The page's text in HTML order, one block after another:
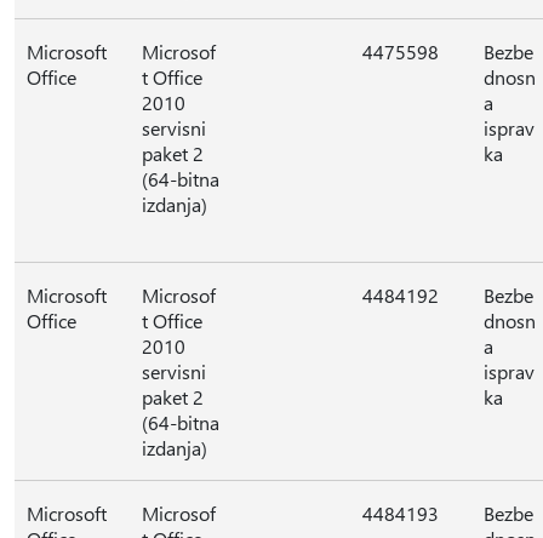
Microsoft
Office
Microsof
t Office
2010
servisni
paket 2
(64-bitna
izdanja)
4475598
Bezbe
dnosn
a
isprav
ka
Microsoft
Office
Microsof
t Office
2010
servisni
paket 2
(64-bitna
izdanja)
4484192
Bezbe
dnosn
a
isprav
ka
Microsoft
Microsof
4484193
Bezbe